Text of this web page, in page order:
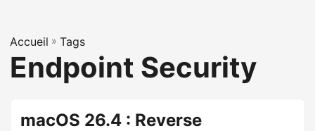
Accueil » Tags
Endpoint Security
macOS 26.4 : Reverse